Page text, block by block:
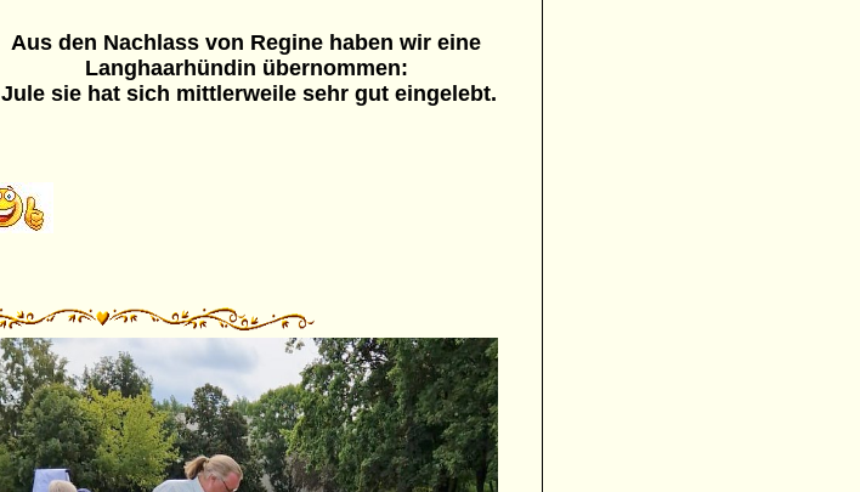
Aus den Nachlass von Regine haben wir eine
Langhaarhündin übernommen:
Jule sie hat sich mittlerweile sehr gut eingelebt.